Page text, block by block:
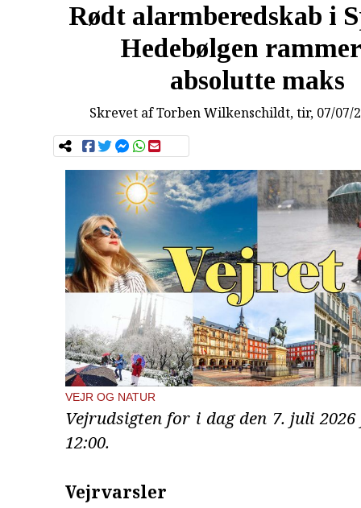
Rødt alarmberedskab i
Hedebølgen
absolutte maks
Skrevet afTorben Wilkenschildt, tir, 07/07/
VEJR OG NATUR
Vejrudsigten for i dag den 7. juli
12:00.
Vejrvarsler